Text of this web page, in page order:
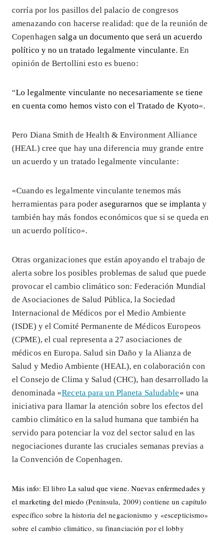
corría por los pasillos del palacio de congresos
amenazando con hacerse realidad: que de la reunión de
Copenhagensalga un documento que será un acuerdo
político y no un tratado legalmente vinculante. En
opinión de Bertollini esto es bueno:
“Lo legalmente vinculante no necesariamente se tiene
en cuenta como hemos visto con el Tratado de Kyoto«.
Pero Diana Smith de Health & Environment Alliance
(HEAL) cree que hay una diferencia muy grande entre
un acuerdo y un tratado legalmente vinculante:
«Cuando es legalmente vinculante tenemos más
herramientas para poderasegurarnos que se implanta y
también hay más fondos económicos que si se queda en
un acuerdo político».
Otras organizaciones que están apoyando el trabajo de
alerta sobre los posibles problemas de salud que puede
provocar el cambio climático son: Federación Mundial
de Asociaciones de Salud Pública, la Sociedad
Internacional de Médicos por el Medio Ambiente
(ISDE) y el Comité Permanente de Médicos Europeos
(CPME), el cual representa a 27 asociaciones de
médicos en Europa. Salud sin Daño y la Alianza de
Salud y Medio Ambiente (HEAL), en colaboración con
el Consejo de Clima y Salud (CHC), han desarrollado la
denominada «Receta para un Planeta Saludable« una
iniciativa para llamar la atención sobre los efectos del
cambio climático en la salud humana que también ha
servido para potenciar la voz del sector salud en las
negociaciones durante las cruciales semanas previas a
la Convención de Copenhagen.
Más info: El libro La salud que viene. Nuevas enfermedades y
el marketing del miedo (Península, 2009) contiene un capítulo
específico sobre la historia del negacionismo y «escepticismo»
sobre el cambio climático, su financiación por el lobby